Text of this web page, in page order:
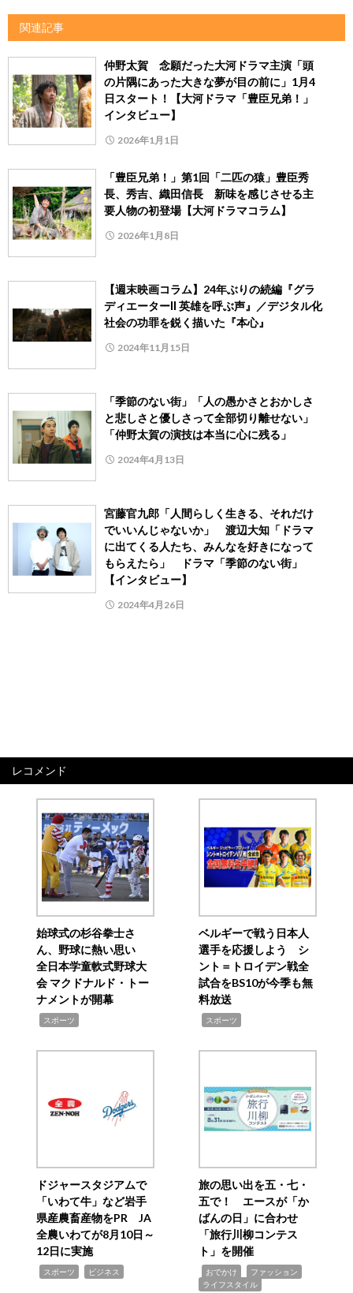
関連記事
仲野太賀 念願だった大河ドラマ主演「頭
の片隅にあった大きな夢が目の前に」1月4
日スタート！【大河ドラマ「豊臣兄弟！」
インタビュー】
2026年1月1日
「豊臣兄弟！」第1回「二匹の猿」豊臣秀
長、秀吉、織田信長 新味を感じさせる主
要人物の初登場【大河ドラマコラム】
2026年1月8日
【週末映画コラム】24年ぶりの続編『グラ
ディエーターⅡ 英雄を呼ぶ声』／デジタル化
社会の功罪を鋭く描いた『本心』
2024年11月15日
「季節のない街」「人の愚かさとおかしさ
と悲しさと優しさって全部切り離せない」
「仲野太賀の演技は本当に心に残る」
2024年4月13日
宮藤官九郎「人間らしく生きる、それだけ
でいいんじゃないか」 渡辺大知「ドラマ
に出てくる人たち、みんなを好きになって
もらえたら」 ドラマ「季節のない街」
【インタビュー】
2024年4月26日
レコメンド
始球式の杉谷拳士さ
ん、野球に熱い思い
全日本学童軟式野球大
会 マクドナルド・トー
ナメントが開幕
スポーツ
ベルギーで戦う日本人
選手を応援しよう シ
ント＝トロイデン戦全
試合をBS10が今季も無
料放送
スポーツ
ドジャースタジアムで
「いわて牛」など岩手
県産農畜産物をPR JA
全農いわてが8月10日～
12日に実施
スポーツ ビジネス
旅の思い出を五・七・
五で！ エースが「か
ばんの日」に合わせ
「旅行川柳コンテス
ト」を開催
おでかけ ファッション
ライフスタイル